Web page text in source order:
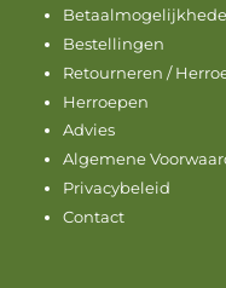
Bestellingen
Retourneren /
Herroepen
Advies
Algemene
Privacybeleid
Contact